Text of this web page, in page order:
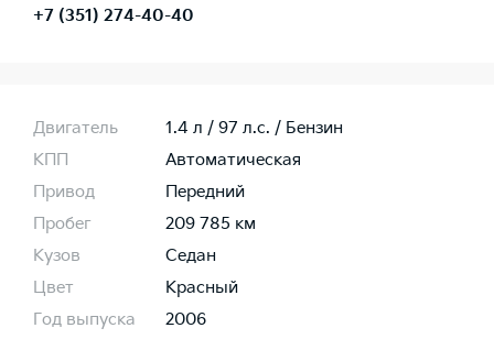
+7 (351) 274-40-40
Двигатель
1.4 л / 97 л.c. / Бензин
КПП
Автоматическая
Привод
Передний
Пробег
209 785 км
Кузов
Седан
Цвет
Красный
Год выпуска
2006